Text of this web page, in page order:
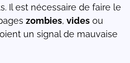
Il est nécessaire de faire le
zombies, vides ou
un signal de mauvaise